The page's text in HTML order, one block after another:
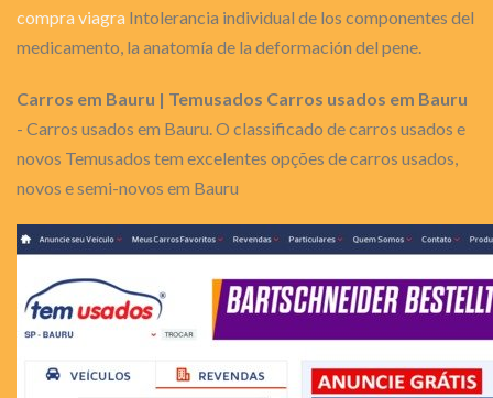
compra viagra Intolerancia individual de los componentes del
medicamento, la anatomía de la deformación del pene.
Carros em Bauru | Temusados Carros usados em Bauru
- Carros usados em Bauru. O classificado de carros usados e
novos Temusados tem excelentes opções de carros usados,
novos e semi-novos em Bauru